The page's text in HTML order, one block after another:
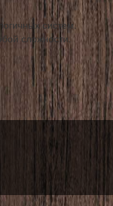
систем.
сложности.